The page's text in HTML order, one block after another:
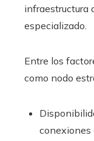
infraestructura
especializado.
Entre los
como nodo
conexiones